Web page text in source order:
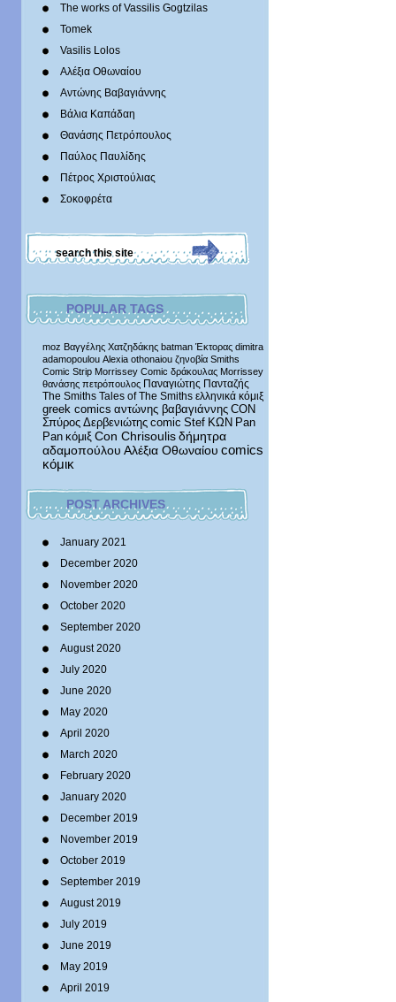
The works of Vassilis Gogtzilas
Tomek
Vasilis Lolos
Αλέξια Οθωναίου
Αντώνης Βαβαγιάννης
Βάλια Καπάδαη
Θανάσης Πετρόπουλος
Παύλος Παυλίδης
Πέτρος Χριστούλιας
Σοκοφρέτα
POPULAR TAGS
moz Βαγγέλης Χατζηδάκης batman Έκτορας dimitra
adamopoulou Alexia othonaiou ζηνοβία Smiths
Comic Strip Morrissey Comic δράκουλας Morrissey
θανάσης πετρόπουλος Παναγιώτης Πανταζής
The Smiths Tales of The Smiths ελληνικά κόμιξ
greek comics αντώνης βαβαγιάννης CON
Σπύρος Δερβενιώτης comic Stef ΚΩΝ Pan
Pan κόμιξ Con Chrisoulis δήμητρα
αδαμοπούλου Αλέξια Οθωναίου comics
κόμικ
POST ARCHIVES
January 2021
December 2020
November 2020
October 2020
September 2020
August 2020
July 2020
June 2020
May 2020
April 2020
March 2020
February 2020
January 2020
December 2019
November 2019
October 2019
September 2019
August 2019
July 2019
June 2019
May 2019
April 2019